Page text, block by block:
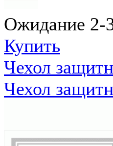
Ожидание 2-
Купить
Чехол
Чехол